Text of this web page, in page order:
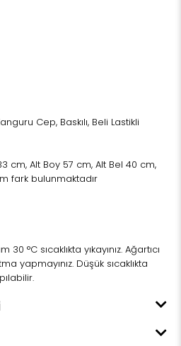
Cep, Baskılı, Beli Lastikli
cm, Alt Boy 57 cm, Alt Bel 40 cm,
fark bulunmaktadır
30 °C sıcaklıkta yıkayınız. Ağartıcı
yapmayınız. Düşük sıcaklıkta